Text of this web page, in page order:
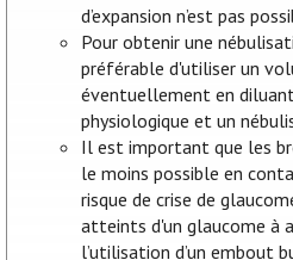
d’expansion n’est pas
Pour obtenir une
préférable d'utiliser un
éventuellement en
physiologique et un
Il est important que les
le moins possible en
risque de crise de
atteints d'un glaucome à
l’utilisation d’un embout